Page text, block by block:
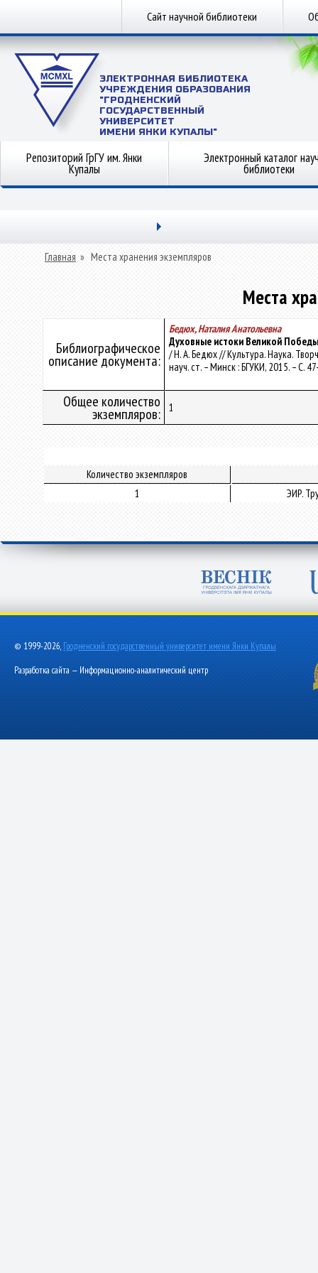
Сайт научной библиотеки
ЭЛЕКТРОННАЯ БИБЛИОТЕКА
УЧРЕЖДЕНИЯ ОБРАЗОВАНИЯ
"ГРОДНЕНСКИЙ
ГОСУДАРСТВЕННЫЙ
УНИВЕРСИТЕТ
ИМЕНИ ЯНКИ КУПАЛЫ"
Репозиторий ГрГУ им. Янки
Купалы
Электронный каталог
библиотеки
Главная » Места хранения экземпляров
Места
Библиографическое
описание документа:
Бедюх, Наталия Анатольевна
Духовные истоки Великой Победы
/ Н. А. Бедюх // Культура. Наука.
науч. ст. – Минск : БГУКИ, 2015. – С.
Общее количество
экземпляров: 1
Количество экземпляров
1
ЭИР.
© 1999-2026, Гродненский государственный университет имени Янки Купалы
Разработка сайта — Информационно-аналитический центр